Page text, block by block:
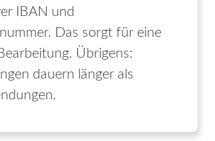
IBAN und
Das sorgt für eine
Übrigens:
dauern länger als